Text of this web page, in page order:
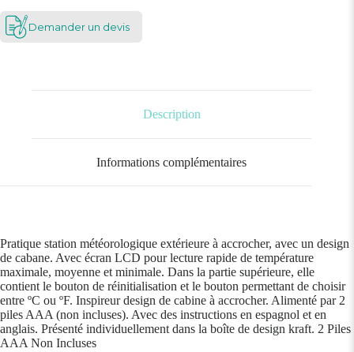
Demander un devis
Description
Informations complémentaires
Pratique station météorologique extérieure à accrocher, avec un design
de cabane. Avec écran LCD pour lecture rapide de température
maximale, moyenne et minimale. Dans la partie supérieure, elle
contient le bouton de réinitialisation et le bouton permettant de choisir
entre ºC ou ºF. Inspireur design de cabine à accrocher. Alimenté par 2
piles AAA (non incluses). Avec des instructions en espagnol et en
anglais. Présenté individuellement dans la boîte de design kraft. 2 Piles
AAA Non Incluses